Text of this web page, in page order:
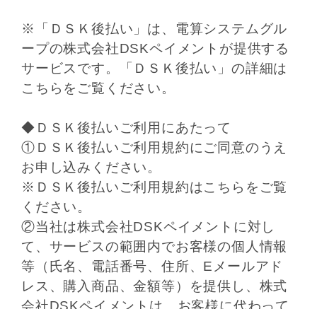
※「ＤＳＫ後払い」は、電算システムグル
ープの株式会社DSKペイメントが提供する
サービスです。「ＤＳＫ後払い」の詳細は
こちら をご覧ください。
◆ＤＳＫ後払いご利用にあたって
①ＤＳＫ後払いご利用規約にご同意のうえ
お申し込みください。
※ＤＳＫ後払いご利用規約はこちら をご覧
ください。
②当社は株式会社DSKペイメントに対し
て、サービスの範囲内でお客様の個人情報
等（氏名、電話番号、住所、Eメールアド
レス、購入商品、金額等）を提供し、株式
会社DSKペイメントは、お客様に代わって